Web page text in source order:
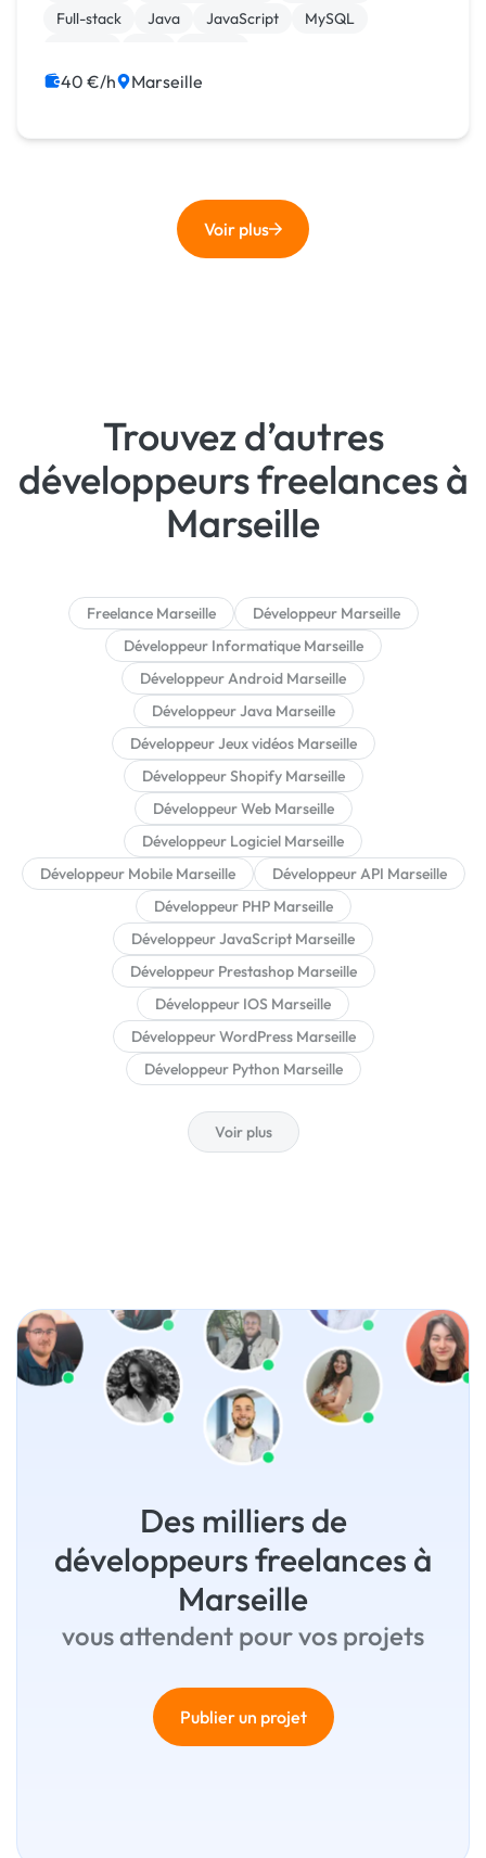
préparat...
Full-stack
Java JavaScript
MySQL
40 €/h Marseille
Voir plus
Trouvez d’autres
développeurs freelances à
Marseille
Freelance Marseille
Développeur Marseille
Développeur Informatique Marseille
Développeur Android Marseille
Développeur Java Marseille
Développeur Jeux vidéos Marseille
Développeur Shopify Marseille
Développeur Web Marseille
Développeur Logiciel Marseille
Développeur Mobile Marseille
Développeur API Marseille
Développeur PHP Marseille
Développeur JavaScript Marseille
Développeur Prestashop Marseille
Développeur IOS Marseille
Développeur WordPress Marseille
Développeur Python Marseille
Voir plus
Des milliers de
développeurs freelances à
Marseille
vous attendent pour vos projets
Publier un projet